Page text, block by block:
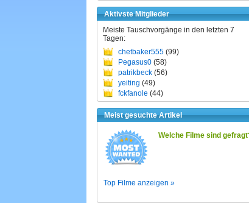
Aktivste Mitglieder
Meiste Tauschvorgänge in den letzten 7
Tagen:
chetbaker555 (99)
Pegasus0 (58)
patrikbeck (56)
yeiting (49)
fckfanole (44)
Meist gesuchte Artikel
Welche Filme sind
Top Filme anzeigen »